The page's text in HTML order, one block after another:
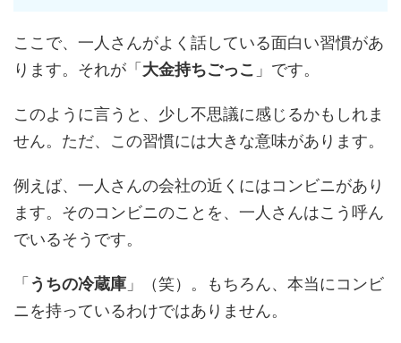
ここで、一人さんがよく話している面白い習慣があ
ります。それが「 大金持ちごっこ 」です。
このように言うと、少し不思議に感じるかもしれま
せん。ただ、この習慣には大きな意味があります。
例えば、一人さんの会社の近くにはコンビニがあり
ます。そのコンビニのことを、一人さんはこう呼ん
でいるそうです。
「 うちの冷蔵庫 」（笑）。もちろん、本当にコンビ
ニを持っているわけではありません。